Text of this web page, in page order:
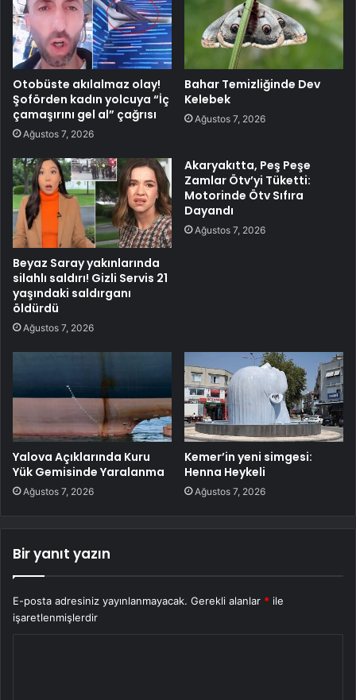
Otobüste akılalmaz olay!
Şoförden kadın yolcuya “İç
çamaşırını gel al” çağrısı
Ağustos 7, 2026
Bahar Temizliğinde Dev
Kelebek
Ağustos 7, 2026
Beyaz Saray yakınlarında
silahlı saldırı! Gizli Servis 21
yaşındaki saldırganı
öldürdü
Ağustos 7, 2026
Akaryakıtta, Peş Peşe
Zamlar Ötv’yi Tüketti:
Motorinde Ötv Sıfıra
Dayandı
Ağustos 7, 2026
Yalova Açıklarında Kuru
Yük Gemisinde Yaralanma
Ağustos 7, 2026
Kemer’in yeni simgesi:
Henna Heykeli
Ağustos 7, 2026
Bir yanıt yazın
E-posta adresiniz yayınlanmayacak. Gerekli alanlar * ile
işaretlenmişlerdir